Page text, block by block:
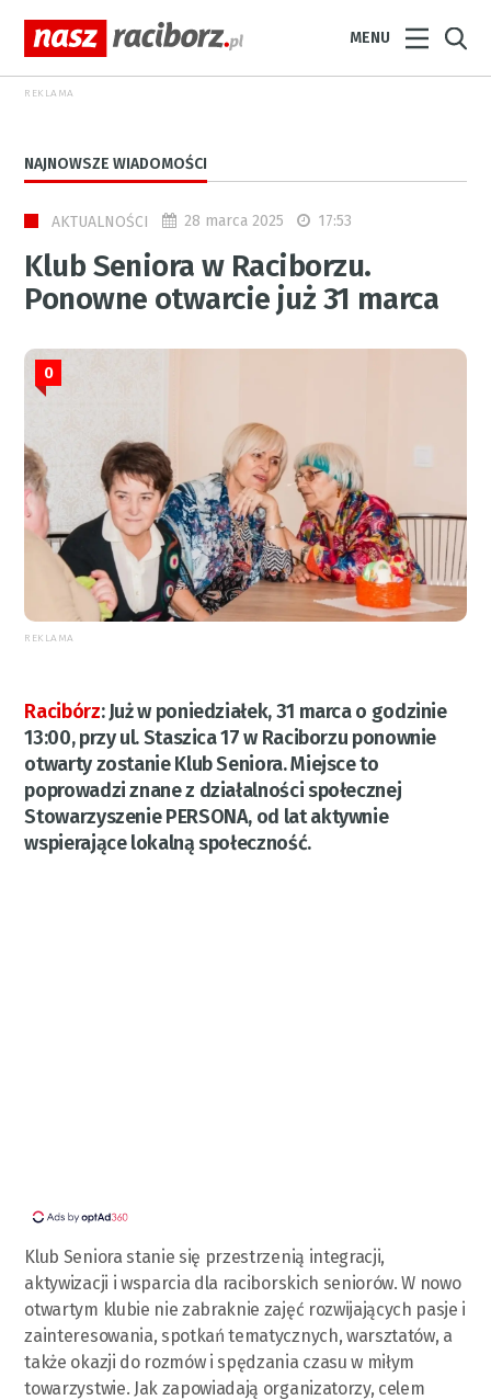
MENU
REKLAMA
NAJNOWSZE WIADOMOŚCI
AKTUALNOŚCI 28 marca 2025 17:53
Klub Seniora w Raciborzu.
Ponowne otwarcie już 31 marca
0
REKLAMA
Racibórz:Już w poniedziałek, 31 marca o godzinie
13:00, przy ul. Staszica 17 w Raciborzu ponownie
otwarty zostanie Klub Seniora. Miejsce to
poprowadzi znane z działalności społecznej
Stowarzyszenie PERSONA, od lat aktywnie
wspierające lokalną społeczność.
Klub Seniora stanie się przestrzenią integracji,
aktywizacji i wsparcia dla raciborskich seniorów. W nowo
otwartym klubie nie zabraknie zajęć rozwijających pasje i
zainteresowania, spotkań tematycznych, warsztatów, a
także okazji do rozmów i spędzania czasu w miłym
towarzystwie. Jak zapowiadają organizatorzy, celem